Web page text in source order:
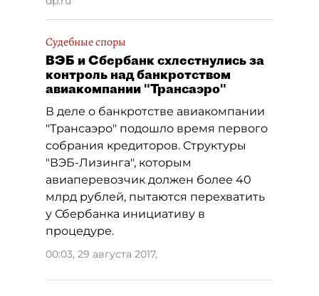
Судебные споры
ВЭБ и Сбербанк схлестнулись за
контроль над банкротством
авиакомпании "Трансаэро"
В деле о банкротстве авиакомпании
"Трансаэро" подошло время первого
собрания кредиторов. Структуры
"ВЭБ-Лизинга", которым
авиаперевозчик должен более 40
млрд рублей, пытаются перехватить
у Сбербанка инициативу в
процедуре.
00:03, 29 августа 2017,